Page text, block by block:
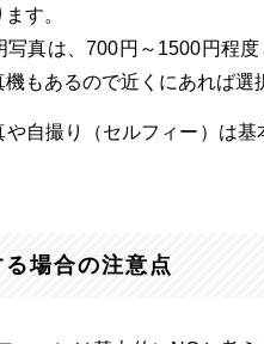
す。
写真は、700円～1500円程
もあるので近くにあれば選
や自撮り（セルフィー）は
る場合の注意点